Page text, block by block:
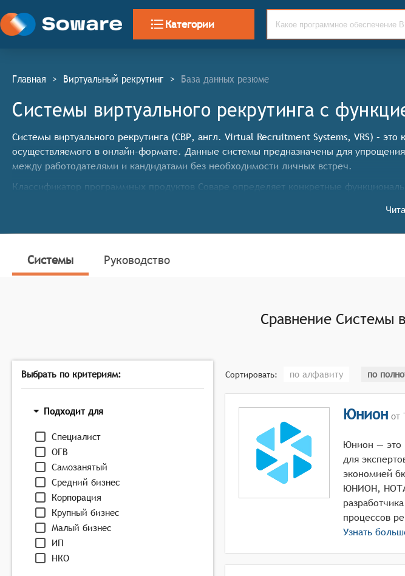
Категории
Главная > Виртуальный рекрутинг > База данных резюме
Системы виртуального рекрутинга c
Системы виртуального рекрутинга (СВР, англ. Virtual Recruitment Systems, VRS) –
осуществляемого в онлайн-формате. Данные системы предназначены для
между работодателями и кандидатами без необходимости личных встреч.
Классификатор программных продуктов Соваре определяет конкретные
которые помогут кандидатам лучше понять культуру и ценности компании.
Тестирование и оценка: Интеграция с инструментами для проведения
Виртуальные ярмарки вакансий: Организация виртуальных ярмарок
задавать вопросы и получать информацию о вакансиях.
Системы Руководство
Сравнение Системы
Выбрать по критериям:
Подходит для
Специалист
ОГВ
Самозанятый
Средний бизнес
Корпорация
Крупный бизнес
Малый бизнес
ИП
НКО
Сортировать: по алфавиту по
Юнион от
Юнион — это
для
экономией
ЮНИОН, НОТА
Узнать